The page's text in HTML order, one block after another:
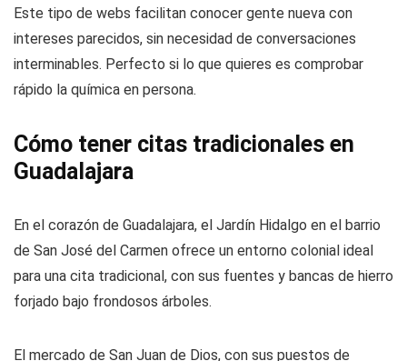
Este tipo de webs facilitan conocer gente nueva con
intereses parecidos, sin necesidad de conversaciones
interminables. Perfecto si lo que quieres es comprobar
rápido la química en persona.
Cómo tener citas tradicionales en
Guadalajara
En el corazón de Guadalajara, el Jardín Hidalgo en el barrio
de San José del Carmen ofrece un entorno colonial ideal
para una cita tradicional, con sus fuentes y bancas de hierro
forjado bajo frondosos árboles.
El mercado de San Juan de Dios, con sus puestos de